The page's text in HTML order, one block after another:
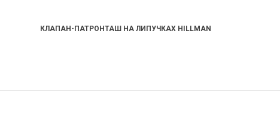
КЛАПАН-ПАТРОНТАШ НА ЛИПУЧКАХ HILLMAN